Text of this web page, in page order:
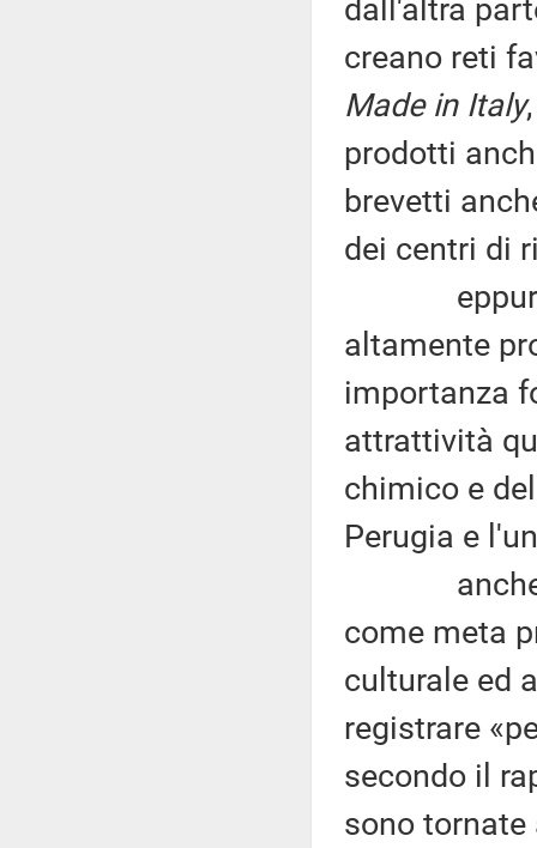
dall'altra
creano reti
Made in Italy
prodotti
brevetti
dei centri di
eppure
altamente
importanza
attrattività
chimico e
Perugia e
anche nel
come meta
culturale ed
registrare
secondo il
sono tornate